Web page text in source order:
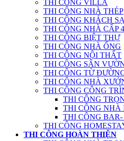
THI CÔNG VILLA
THI CÔNG NHÀ THÉP
THI CÔNG KHÁCH
THI CÔNG NHÀ CẤP 4
THI CÔNG BIỆT THỰ
THI CÔNG NHÀ ỐNG
THI CÔNG NỘI THẤT
THI CÔNG SÂN
THI CÔNG TỪ
THI CÔNG NHÀ
THI CÔNG CÔNG
THI CÔNG
THI CÔNG NHÀ
THI CÔNG
THI CÔNG
THI CÔNG HOÀN THIỆN